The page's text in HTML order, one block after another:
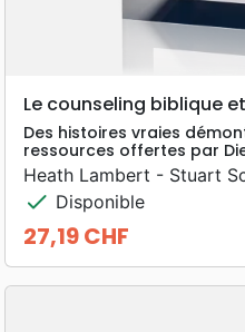
Le counseling biblique
Des histoires vraies
ressources offertes par
Heath Lambert - Stuart
check Disponible
Prix
27,19 CHF